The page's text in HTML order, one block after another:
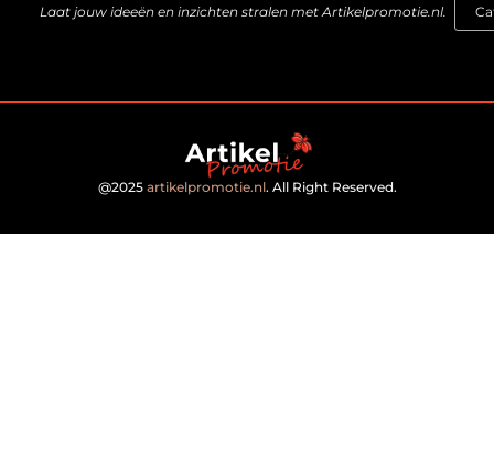
Laat jouw ideeën en inzichten stralen met Artikelpromotie.nl.
@2025 artikelpromotie.nl. All Right Reserved.